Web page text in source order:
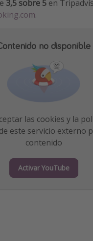
3,5 sobre 5 en
.
no disponible
las cookies y la
este servicio externo
contenido
Activar YouTube